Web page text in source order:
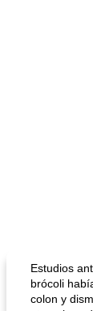
Estudios
brócoli
colon y